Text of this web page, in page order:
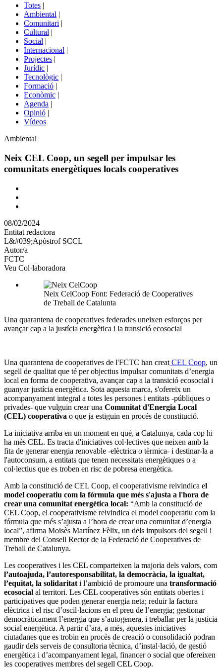
portals
Totes |
Ambiental |
Comunitari |
Cultural |
Social |
Internacional |
Projectes |
Jurídic |
Tecnològic |
Formació |
Econòmic |
Agenda |
Opinió |
Vídeos
Àmbit
la
Ambiental
Neix CEL Coop, un segell per impulsar les
comunitats energètiques locals cooperatives
Comparteix
altres
xarxes
socials
08/02/2024
Entitat redactora
L&#039;Apòstrof SCCL
Autor/a
FCTC
Veu Col·laboradora
Neix CelCoop Font: Federació de Cooperatives
de Treball de Catalunta
Una quarantena de cooperatives federades uneixen esforços per
avançar cap a la justícia energètica i la transició ecosocial
Una quarantena de cooperatives de l'FCTC han creatCEL Coop, un
segell de qualitat que té per objectius impulsar comunitats d’energia
local en forma de cooperativa, avançar cap a la transició ecosocial i
guanyar justícia energètica. Sota aquesta marca, s'ofereix un
acompanyament integral a totes les persones i entitats -públiques o
privades- que vulguin crear una Comunitat d'Energia Local
(CEL) cooperativa o que ja estiguin en procés de constitució.
La iniciativa arriba en un moment en què, a Catalunya, cada cop hi
ha més CEL. Es tracta d'iniciatives col·lectives que neixen amb la
fita de generar energia renovable -elèctrica o tèrmica- i destinar-la a
l'autoconsum, a entitats que tenen necessitats energètiques o a
col·lectius que es troben en risc de pobresa energètica.
Amb la constitució de CEL Coop, el cooperativisme reivindica el
model cooperatiu com la fórmula que més s'ajusta a l'hora de
crear una comunitat energètica local: “Amb la constitució de
CEL Coop, el cooperativisme reivindica el model cooperatiu com la
fórmula que més s’ajusta a l’hora de crear una comunitat d’energia
local”, afirma Moisès Martínez Fèlix, un dels impulsors del segell i
membre del Consell Rector de la Federació de Cooperatives de
Treball de Catalunya.
Les cooperatives i les CEL comparteixen la majoria dels valors, com
l’autoajuda, l’autoresponsabilitat, la democràcia, la igualtat,
l’equitat, la solidaritati l’ambició de promoure una transformació
ecosocial al territori. Les CEL cooperatives són entitats obertes i
participatives que poden generar energia neta; reduir la factura
elèctrica i el risc d’oscil·lacions en el preu de l’energia; gestionar
democràticament l’energia que s’autogenera, i treballar per la justícia
social energètica. A partir d’ara, a més, aquestes iniciatives
ciutadanes que es trobin en procés de creació o consolidació podran
gaudir dels serveis de consultoria tècnica, d’instal·lació, de gestió
energètica i d’acompanyament legal, financer o social que ofereixen
les cooperatives membres del segell CEL Coop.